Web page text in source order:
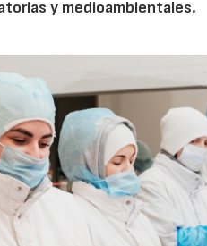
y medioambientales.